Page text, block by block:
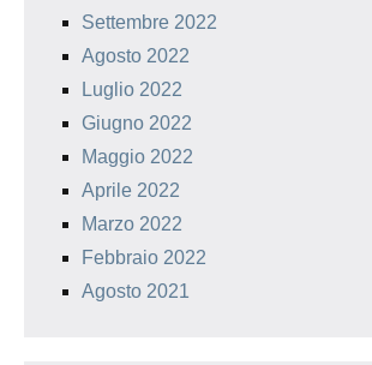
Settembre 2022
Agosto 2022
Luglio 2022
Giugno 2022
Maggio 2022
Aprile 2022
Marzo 2022
Febbraio 2022
Agosto 2021